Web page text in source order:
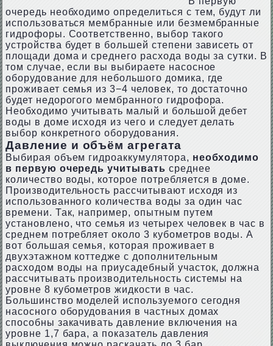
очередь необходимо определиться с тем, будут ли
использоваться мембранные или безмембранные
гидрофоры. Соответственно, выбор такого
устройства будет в большей степени зависеть от
площади дома и среднего расхода воды за сутки. В
том случае, если вы выбираете насосное
оборудование для небольшого домика, где
проживает семья из 3−4 человек, то достаточно
будет недорогого мембранного гидрофора.
Необходимо учитывать малый и большой дебет
воды в доме исходя из чего и следует делать
выбор конкретного оборудования.
Давление и объём агрегата
Выбирая объем гидроаккумулятора, необходимо
в первую очередь учитывать среднее
количество воды, которое потребляется в доме.
Производительность рассчитывают исходя из
использованного количества воды за один час
времени. Так, например, опытным путем
установлено, что семья из четырех человек в час в
среднем потребляет около 3 кубометров воды. А
вот большая семья, которая проживает в
двухэтажном коттедже с дополнительным
расходом воды на приусадебный участок, должна
рассчитывать производительность системы на
уровне 8 кубометров жидкости в час.
Большинство моделей используемого сегодня
насосного оборудования в частных домах
способны закачивать давление включения на
уровне 1,7 бара, а показатель давления